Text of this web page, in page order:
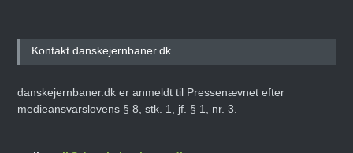
Kontakt danskejernbaner.dk
danskejernbaner.dk er anmeldt til Pressenævnet efter
medieansvarslovens § 8, stk. 1, jf. § 1, nr. 3.